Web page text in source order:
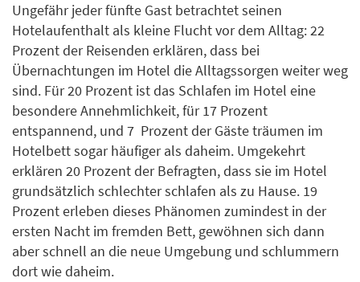
Ungefähr jeder fünfte Gast betrachtet seinen
Hotelaufenthalt als kleine Flucht vor dem Alltag: 22
Prozent der Reisenden erklären, dass bei
Übernachtungen im Hotel die Alltagssorgen weiter weg
sind. Für 20 Prozent ist das Schlafen im Hotel eine
besondere Annehmlichkeit, für 17 Prozent
entspannend, und 7 Prozent der Gäste träumen im
Hotelbett sogar häufiger als daheim. Umgekehrt
erklären 20 Prozent der Befragten, dass sie im Hotel
grundsätzlich schlechter schlafen als zu Hause. 19
Prozent erleben dieses Phänomen zumindest in der
ersten Nacht im fremden Bett, gewöhnen sich dann
aber schnell an die neue Umgebung und schlummern
dort wie daheim.